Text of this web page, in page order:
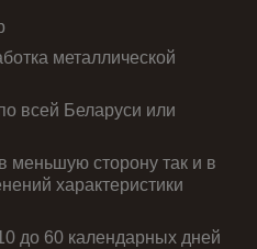
металлической
всей Беларуси или
меньшую сторону так и в
характеристики
до 60 календарных дней